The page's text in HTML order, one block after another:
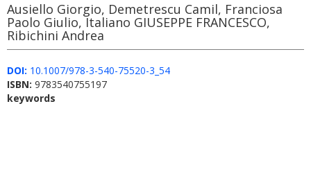
Ausiello Giorgio, Demetrescu Camil, Franciosa
Paolo Giulio, Italiano GIUSEPPE FRANCESCO,
Ribichini Andrea
DOI: 10.1007/978-3-540-75520-3_54
ISBN: 9783540755197
keywords